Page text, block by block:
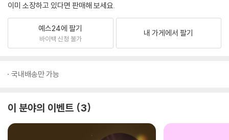
이미 소장하고 있다면 판매해 보세요.
예스24에 팔기
바이백 신청 불가
내 가게에서 팔기
국내배송만 가능
이 분야의 이벤트 3